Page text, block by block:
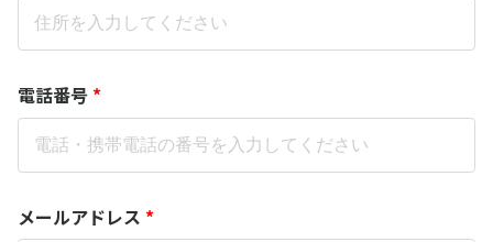
電話番号 *
メールアドレス *